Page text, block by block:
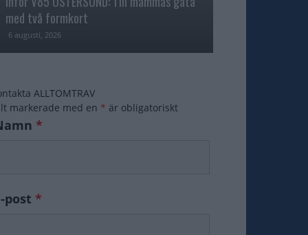
med två formkort
6 augusti, 2026
ALLTOMTRAV
markerade med en * är obligatoriskt
*
post *